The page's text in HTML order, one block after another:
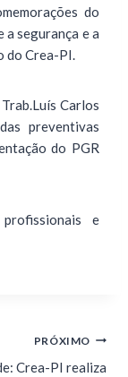
do
a segurança e a
do Crea-PI.
Carlos
preventivas
do PGR
e
PRÓXIMO
Crea-PI realiza